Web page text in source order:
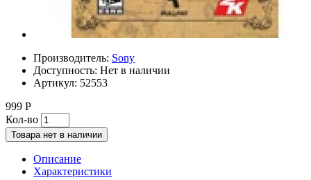
Производитель: Sony
Доступность: Нет в наличии
Артикул: 52553
999 Р
Кол-во
Товара нет в наличии
Описание
Характеристики